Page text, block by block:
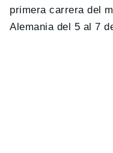
primera carrera del
Alemania del 5 al 7